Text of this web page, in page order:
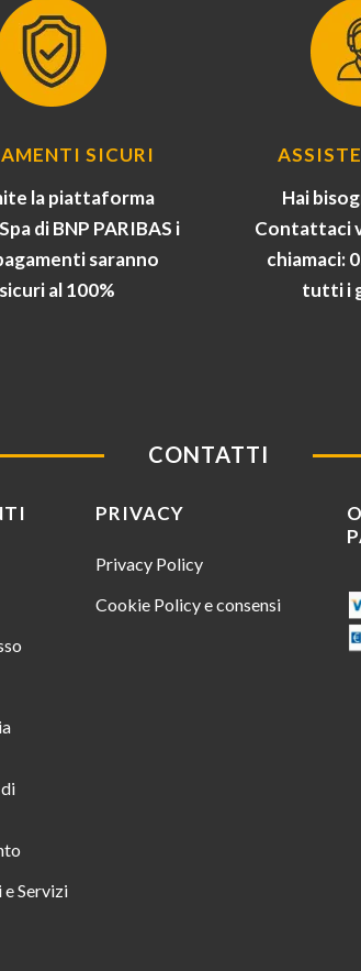
SICURI
la piattaforma
di BNP PARIBAS i
saranno
sicuri al 100%
Hai
Contattaci
chiamaci:
tutti i
CONTATTI
e Servizi
PRIVACY
Privacy Policy
Cookie Policy e consensi